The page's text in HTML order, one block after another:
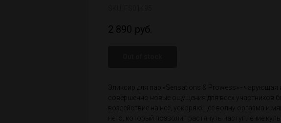
2 890 руб.
Эликсир для пар «Sensations & Prowess» - чарующая
совершенно новые ощущения для всех участников
воздействие на неё, ускоряющее волну оргазма и
него, который позволит растянуть наступление